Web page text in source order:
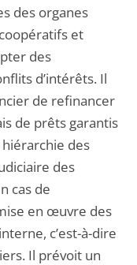
des organes
et
des
d’intérêts. Il
de refinancer
de prêts garantis
des
des
cas de
en œuvre des
c’est-à-dire
Il prévoit un